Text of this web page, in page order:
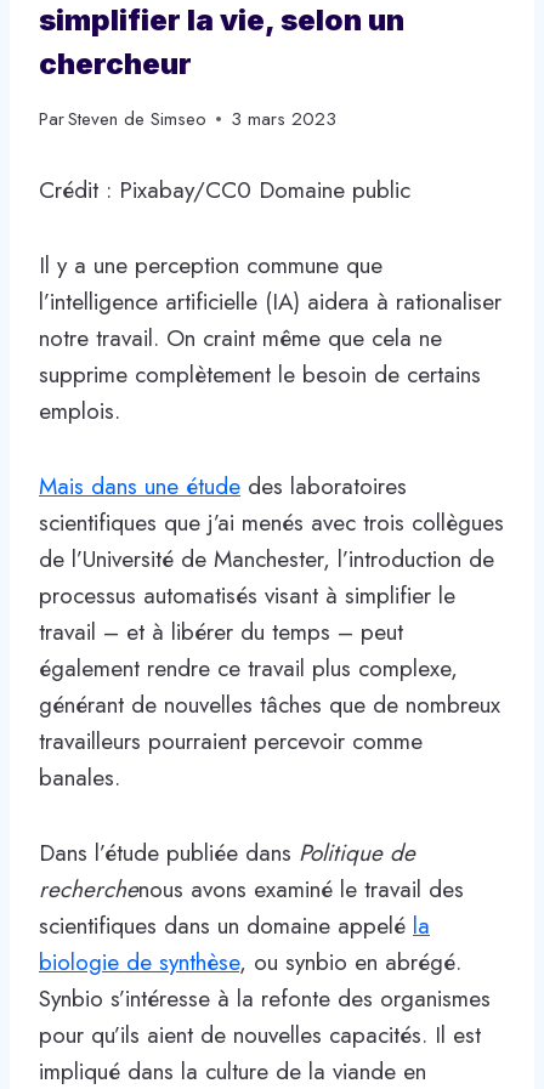
simplifier la vie, selon un
chercheur
ParSteven de Simseo 3 mars 2023
Crédit : Pixabay/CC0 Domaine public
Il y a une perception commune que
l’intelligence artificielle (IA) aidera à rationaliser
notre travail. On craint même que cela ne
supprime complètement le besoin de certains
emplois.
Mais dans une étude des laboratoires
scientifiques que j’ai menés avec trois collègues
de l’Université de Manchester, l’introduction de
processus automatisés visant à simplifier le
travail – et à libérer du temps – peut
également rendre ce travail plus complexe,
générant de nouvelles tâches que de nombreux
travailleurs pourraient percevoir comme
banales.
Dans l’étude publiée dans Politique de
recherchenous avons examiné le travail des
scientifiques dans un domaine appelé la
biologie de synthèse, ou synbio en abrégé.
Synbio s’intéresse à la refonte des organismes
pour qu’ils aient de nouvelles capacités. Il est
impliqué dans la culture de la viande en